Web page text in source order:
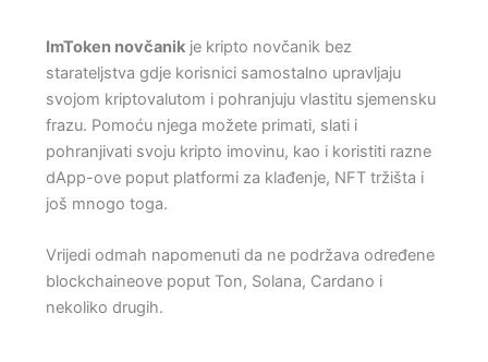
ImToken novčanikje kripto novčanik bez
starateljstva gdje korisnici samostalno upravljaju
svojom kriptovalutom i pohranjuju vlastitu sjemensku
frazu. Pomoću njega možete primati, slati i
pohranjivati ​​svoju kripto imovinu, kao i koristiti razne
dApp-ove poput platformi za klađenje, NFT tržišta i
još mnogo toga.
Vrijedi odmah napomenuti da ne podržava određene
blockchaineove poput Ton, Solana, Cardano i
nekoliko drugih.